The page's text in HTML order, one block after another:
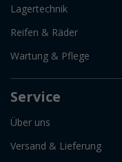
Lagertechnik
Reifen & Räder
Wartung & Pflege
Service
Über uns
Versand & Lieferung